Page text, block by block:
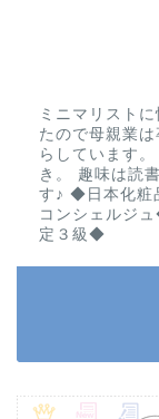
ミニマリスト
たので母親業
らしています
き。 趣味は読
す♪ ◆日本化粧
コンシェルジ
定３級◆